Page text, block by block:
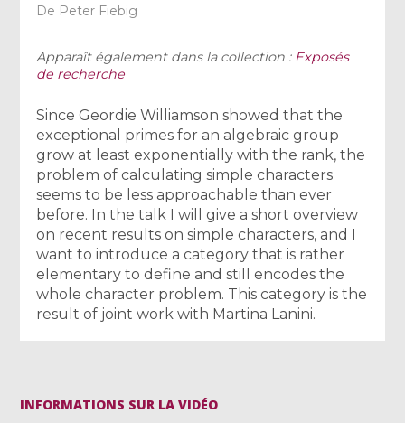
De Peter Fiebig
Apparaît également dans la collection : Exposés
de recherche
Since Geordie Williamson showed that the
exceptional primes for an algebraic group
grow at least exponentially with the rank, the
problem of calculating simple characters
seems to be less approachable than ever
before. In the talk I will give a short overview
on recent results on simple characters, and I
want to introduce a category that is rather
elementary to define and still encodes the
whole character problem. This category is the
result of joint work with Martina Lanini.
INFORMATIONS SUR LA VIDÉO